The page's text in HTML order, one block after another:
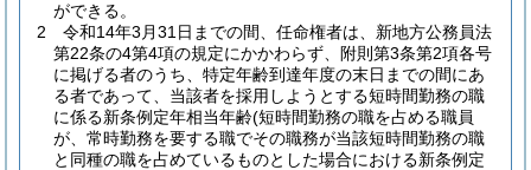
ができる。
2
令和14年3月31日までの間、任命権者は、新地方公務員法
第22条の4第4項の規定にかかわらず、附則第3条第2項各号
に掲げる者のうち、特定年齢到達年度の末日までの間にあ
る者であって、当該者を採用しようとする短時間勤務の職
に係る新条例定年相当年齢(短時間勤務の職を占める職員
が、常時勤務を要する職でその職務が当該短時間勤務の職
と同種の職を占めているものとした場合における新条例定